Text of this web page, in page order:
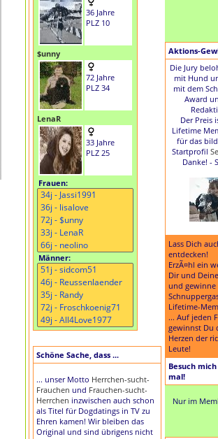
36 Jahre
PLZ 10
$unny
72 Jahre
PLZ 34
LenaR
33 Jahre
PLZ 25
Frauen:
Männer:
Schöne Sache, dass ...
... unser Motto Herrchen-sucht-
Frauchen und Frauchen-sucht-
Herrchen inzwischen auch schon
als Titel für Dogdatings in TV zu
Ehren kamen! Wir bleiben das
Original und sind übrigens nicht
Aktions-
Die Jury
mit Hund
mit dem
Award
Der Preis
Lifetime
für das
Startprofil
Danke! -
Lass Dich
entdecken!
ErzÃ¤hl ein
Dir und
und gewinne
Lifetime-
... Auf jeden
gewinnst Du
Herzen der
Leute!
Besuch
mal!
Nur im